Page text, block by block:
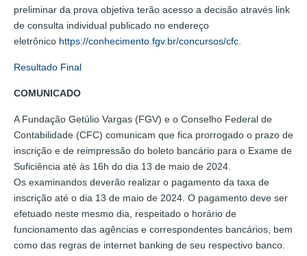
preliminar da prova objetiva terão acesso a decisão através link
de consulta individual publicado no endereço
eletrônico https://conhecimento.fgv.br/concursos/cfc
Resultado Final
COMUNICADO
A Fundação Getúlio Vargas (FGV) e o Conselho Federal de
Contabilidade (CFC) comunicam que fica prorrogado o prazo de
inscrição e de reimpressão do boleto bancário para o Exame de
Suficiência até às 16h do dia 13 de maio de 2024.
Os examinandos deverão realizar o pagamento da taxa de
inscrição até o dia 13 de maio de 2024. O pagamento deve ser
efetuado neste mesmo dia, respeitado o horário de
funcionamento das agências e correspondentes bancários, bem
como das regras de internet banking de seu respectivo banco.